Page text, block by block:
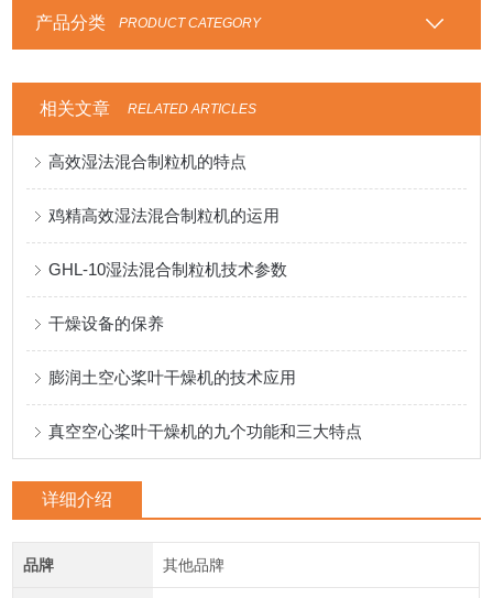
产品分类 PRODUCT CATEGORY
相关文章 RELATED ARTICLES
高效湿法混合制粒机的特点
鸡精高效湿法混合制粒机的运用
GHL-10湿法混合制粒机技术参数
干燥设备的保养
膨润土空心桨叶干燥机的技术应用
真空空心桨叶干燥机的九个功能和三大特点
详细介绍
品牌 其他品牌